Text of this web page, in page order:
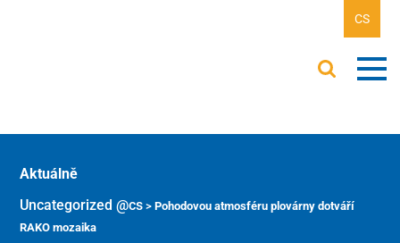
CS
Aktuálně
Uncategorized @cs >Pohodovou atmosféru plovárny dotváří
RAKO mozaika